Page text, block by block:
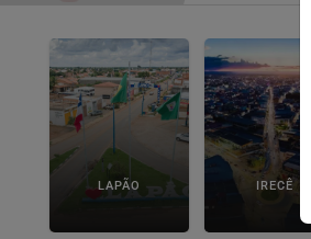
LAPÃO IRECÊ